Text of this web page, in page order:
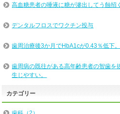
高血糖患者の唾液に糖が滲出してう蝕招
デンタルフロスでワクチン投与
歯周治療後3か月でHbA1cが0.43％低下。
歯周病の既往がある高年齢患者の智歯を
生じやすい。
カテゴリー